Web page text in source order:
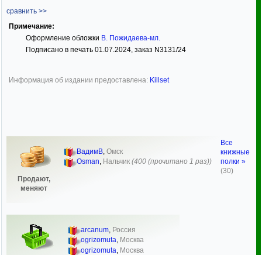
сравнить >>
Примечание:
Оформление обложки В. Пожидаева-мл.
Подписано в печать 01.07.2024, заказ N3131/24
Информация об издании предоставлена: Killset
Продают,
меняют
ВадимВ, Омск
Osman, Нальчик (400 (прочитано 1 раз))
arcanum, Россия
ogrizomuta, Москва
ogrizomuta Москва
Все
книжные
полки »
(30)